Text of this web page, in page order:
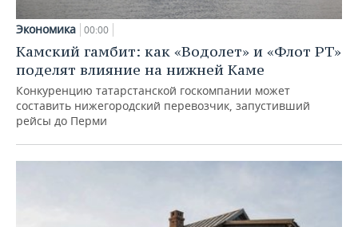
Экономика 00:00
Камский гамбит: как «Водолет» и «Флот РТ»
поделят влияние на нижней Каме
Конкуренцию татарстанской госкомпании может
составить нижегородский перевозчик, запустивший
рейсы до Перми